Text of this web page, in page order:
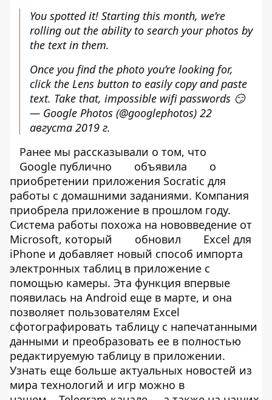
You spotted it! Starting this month, we’re
rolling out the ability to search your photos by
the text in them.
Once you find the photo you’re looking for,
click the Lens button to easily copy and paste
text. Take that, impossible wifi passwords 😏
— Google Photos (@googlephotos) 22
августа 2019 г.
Ранее мы рассказывали о том, что
Google публично
объявила
о
приобретении приложения Socratic для
работы с домашними заданиями. Компания
приобрела приложение в прошлом году.
Система работы похожа на нововведение от
Microsoft, который
обновил
Excel для
iPhone и добавляет новый способ импорта
электронных таблиц в приложение с
помощью камеры. Эта функция впервые
появилась на Android еще в марте, и она
позволяет пользователям Excel
сфотографировать таблицу с напечатанными
данными и преобразовать ее в полностью
редактируемую таблицу в приложении.
Узнать еще больше актуальных новостей из
мира технологий и игр можно в